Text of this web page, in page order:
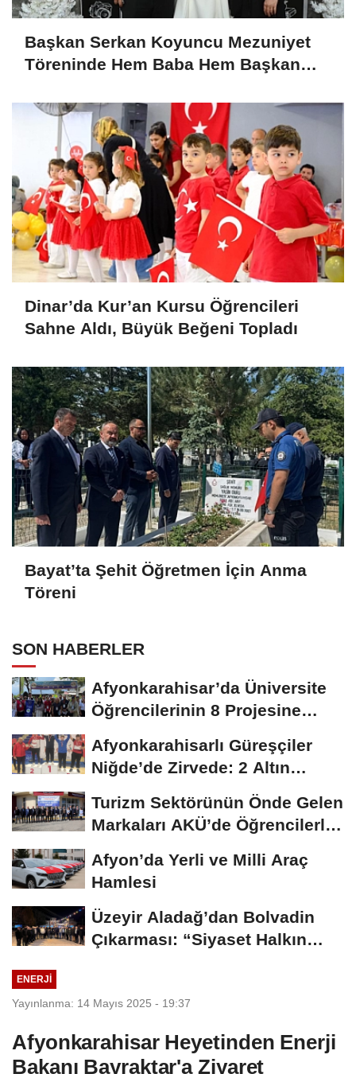
Başkan Serkan Koyuncu Mezuniyet
Töreninde Hem Baba Hem Başkan
Dinar’da Kur’an Kursu Öğrencileri
Sahne Aldı, Büyük Beğeni Topladı
Bayat’ta Şehit Öğretmen İçin Anma
Töreni
SON HABERLER
Afyonkarahisar’da Üniversite
Öğrencilerinin 8 Projesine
Afyonkarahisarlı Güreşçiler
Niğde’de Zirvede: 2 Altın
Turizm Sektörünün Önde Gelen
Markaları AKÜ’de Öğrencilerle
Afyon’da Yerli ve Milli Araç
Hamlesi
Üzeyir Aladağ’dan Bolvadin
Çıkarması: “Siyaset Halkın
ENERJI
Yayınlanma: 14 Mayıs 2025 - 19:37
Afyonkarahisar Heyetinden Enerji
Bakanı Bayraktar'a Ziyaret